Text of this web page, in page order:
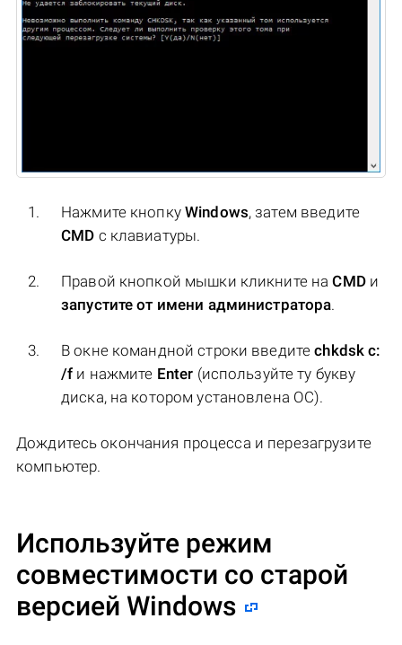
Нажмите кнопку Windows, затем введите
CMD с клавиатуры.
Правой кнопкой мышки кликните наCMDи
запустите от имени администратора.
В окне командной строки введитеchkdsk c:
/f и нажмите Enter (используйте ту букву
диска, на котором установлена ОС).
Дождитесь окончания процесса и перезагрузите
компьютер.
Используйте режим
совместимости со старой
версией Windows